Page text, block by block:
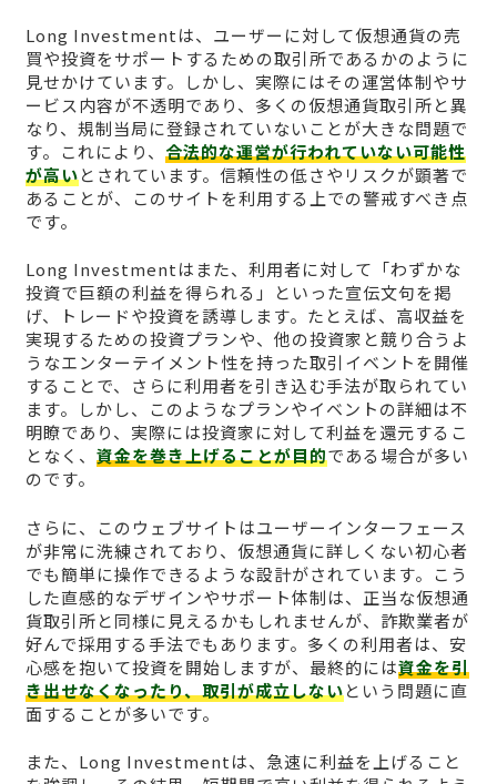
Long Investmentは、ユーザーに対して仮想通貨の売
買や投資をサポートするための取引所であるかのように
見せかけています。しかし、実際にはその運営体制やサ
ービス内容が不透明であり、多くの仮想通貨取引所と異
なり、規制当局に登録されていないことが大きな問題で
す。これにより、 合法的な運営が行われていない可能性
が高いとされています。信頼性の低さやリスクが顕著で
あることが、このサイトを利用する上での警戒すべき点
です。
Long Investmentはまた、利用者に対して「わずかな
投資で巨額の利益を得られる」といった宣伝文句を掲
げ、トレードや投資を誘導します。たとえば、高収益を
実現するための投資プランや、他の投資家と競り合うよ
うなエンターテイメント性を持った取引イベントを開催
することで、さらに利用者を引き込む手法が取られてい
ます。しかし、このようなプランやイベントの詳細は不
明瞭であり、実際には投資家に対して利益を還元するこ
となく、 資金を巻き上げることが目的である場合が多い
のです。
さらに、このウェブサイトはユーザーインターフェース
が非常に洗練されており、仮想通貨に詳しくない初心者
でも簡単に操作できるような設計がされています。こう
した直感的なデザインやサポート体制は、正当な仮想通
貨取引所と同様に見えるかもしれませんが、詐欺業者が
好んで採用する手法でもあります。多くの利用者は、安
心感を抱いて投資を開始しますが、最終的には資金を引
き出せなくなったり、取引が成立しないという問題に直
面することが多いです。
また、Long Investmentは、急速に利益を上げること